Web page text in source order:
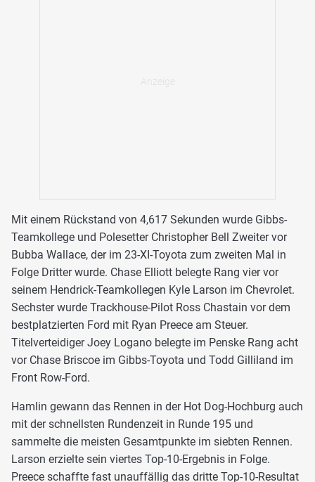
Mit einem Rückstand von 4,617 Sekunden wurde Gibbs-
Teamkollege und Polesetter Christopher Bell Zweiter vor
Bubba Wallace, der im 23-XI-Toyota zum zweiten Mal in
Folge Dritter wurde. Chase Elliott belegte Rang vier vor
seinem Hendrick-Teamkollegen Kyle Larson im Chevrolet.
Sechster wurde Trackhouse-Pilot Ross Chastain vor dem
bestplatzierten Ford mit Ryan Preece am Steuer.
Titelverteidiger Joey Logano belegte im Penske Rang acht
vor Chase Briscoe im Gibbs-Toyota und Todd Gilliland im
Front Row-Ford.
Hamlin gewann das Rennen in der Hot Dog-Hochburg auch
mit der schnellsten Rundenzeit in Runde 195 und
sammelte die meisten Gesamtpunkte im siebten Rennen.
Larson erzielte sein viertes Top-10-Ergebnis in Folge.
Preece schaffte fast unauffällig das dritte Top-10-Resultat